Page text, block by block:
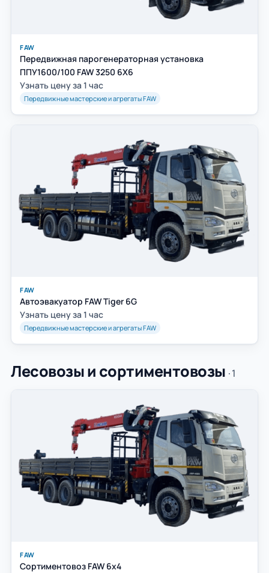
FAW
Передвижная парогенераторная установка
ППУ1600/100 FAW 3250 6Х6
Узнать цену за 1 час
Передвижные мастерские и агрегаты FAW
FAW
Автоэвакуатор FAW Tiger 6G
Узнать цену за 1 час
Передвижные мастерские и агрегаты FAW
Лесовозы и сортиментовозы · 1
FAW
Сортиментовоз FAW 6x4